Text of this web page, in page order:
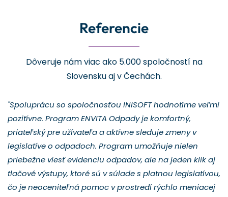
Referencie
Dôveruje nám viac ako 5.000 spoločností na
Slovensku aj v Čechách.
"Spoluprácu so spoločnosťou INISOFT hodnotíme veľmi
pozitívne. Program ENVITA Odpady je komfortný,
priateľský pre užívateľa a aktívne sleduje zmeny v
legislatíve o odpadoch. Program umožňuje nielen
priebežne viesť evidenciu odpadov, ale na jeden klik aj
tlačové výstupy, ktoré sú v súlade s platnou legislatívou,
čo je neoceniteľná pomoc v prostredí rýchlo meniacej